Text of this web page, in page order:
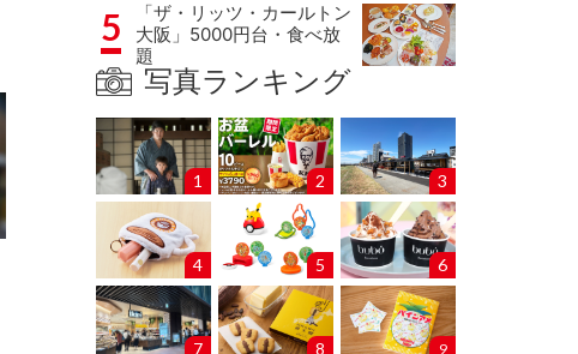
5
「ザ・リッツ・カールトン
大阪」5000円台・食べ放
題
写真ランキング
1 2 3
4 5 6
7 8 9